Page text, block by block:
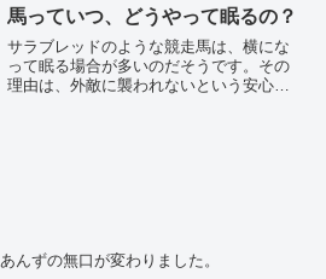
はありますが一番大切なことだとしみじ
みと考えさせられるそんな...
馬っていつ、どうやって眠るの？
サラブレッドのような競走馬は、横にな
って眠る場合が多いのだそうです。その
理由は、外敵に襲われないという安心感
あんずの無口が変わりました。